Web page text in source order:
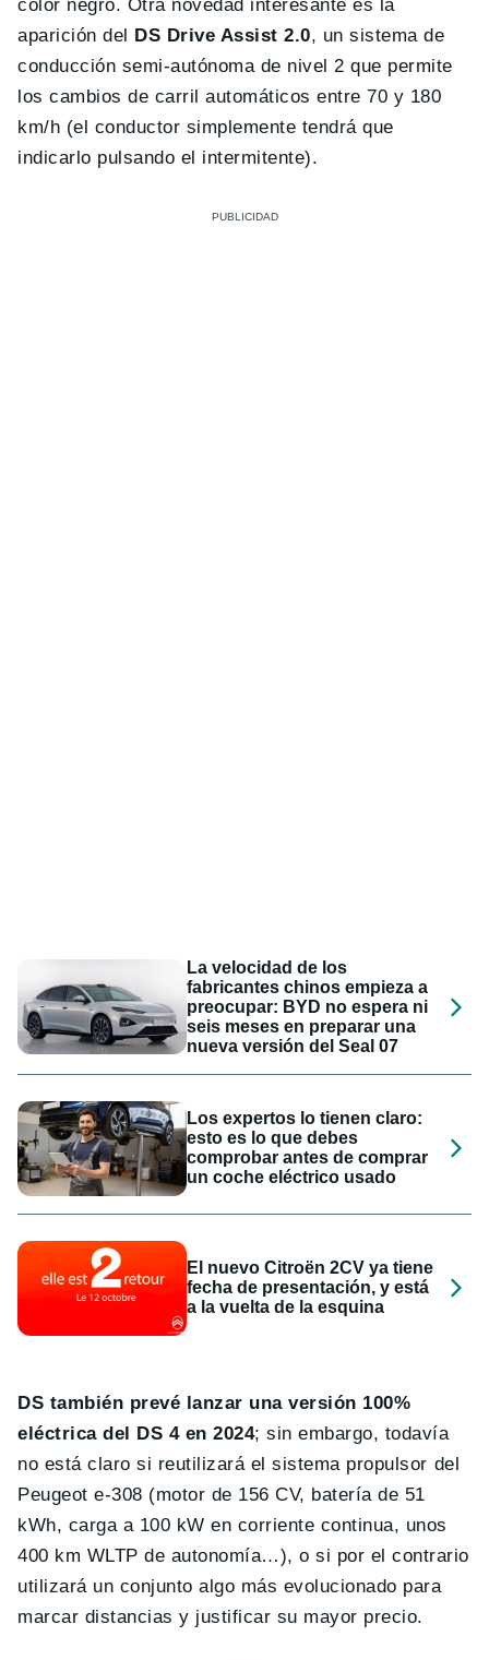
color negro. Otra novedad interesante es la
aparición del DS Drive Assist 2.0, un sistema de
conducción semi-autónoma de nivel 2 que permite
los cambios de carril automáticos entre 70 y 180
km/h (el conductor simplemente tendrá que
indicarlo pulsando el intermitente).
La velocidad de los
fabricantes chinos empieza a
preocupar: BYD no espera ni
seis meses en preparar una
nueva versión del Seal 07
Los expertos lo tienen claro:
esto es lo que debes
comprobar antes de comprar
un coche eléctrico usado
El nuevo Citroën 2CV ya tiene
fecha de presentación, y está
a la vuelta de la esquina
DS también prevé lanzar una versión 100%
eléctrica del DS 4 en 2024; sin embargo, todavía
no está claro si reutilizará el sistema propulsor del
Peugeot e-308 (motor de 156 CV, batería de 51
kWh, carga a 100 kW en corriente continua, unos
400 km WLTP de autonomía…), o si por el contrario
utilizará un conjunto algo más evolucionado para
marcar distancias y justificar su mayor precio.